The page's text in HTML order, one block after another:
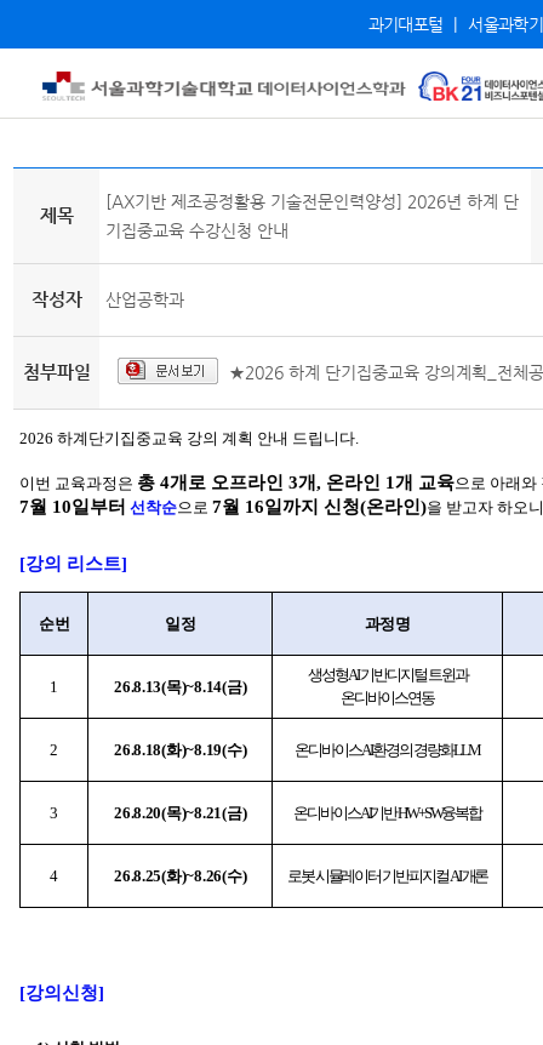
과기대포털 서울과학
제목
[AX기반 제조공정활용 기술전문인력양성] 2026년 하계 단
기집중교육 수강신청 안내
작성자 산업공학과
첨부파일 ★2026 하계 단기집중교육 강의계획_전체
2026 하계단기집중교육 강의 계획 안내 드립니다.
이번 교육과정은 총 4개로 오프라인 3개, 온라인 1개 교육으로 아래와
7월 10일부터 선착순으로7월 16일까지 신청(온라인)을 받고자 하오
[강의 리스트]
순번 일정 과정명
1 26.8.13(목)~8.14(금)
생성형 AI 기반 디지털 트윈과
온디바이스 연동
2 26.8.18(화)~8.19(수) 온디바이스AI 환경의 경량화 LLM
3 26.8.20(목)~8.21(금) 온디바이스AI기반 HW+SW융복합
4 26.8.25(화)~8.26(수) 로봇 시뮬레이터 기반 피지컬 AI 개론
[강의신청]